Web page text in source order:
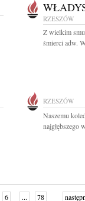
RZESZÓW
Z wielkim
śmierci adw.
RZESZÓW
Naszemu
najgłębszego
6 ... 78